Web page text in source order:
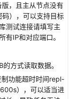
，且主从节点没有
），可以支持目标
测试连接请填写主
有IP和对应端口。
方式读取数据。
制功能超时时间repl-
），可以适当进